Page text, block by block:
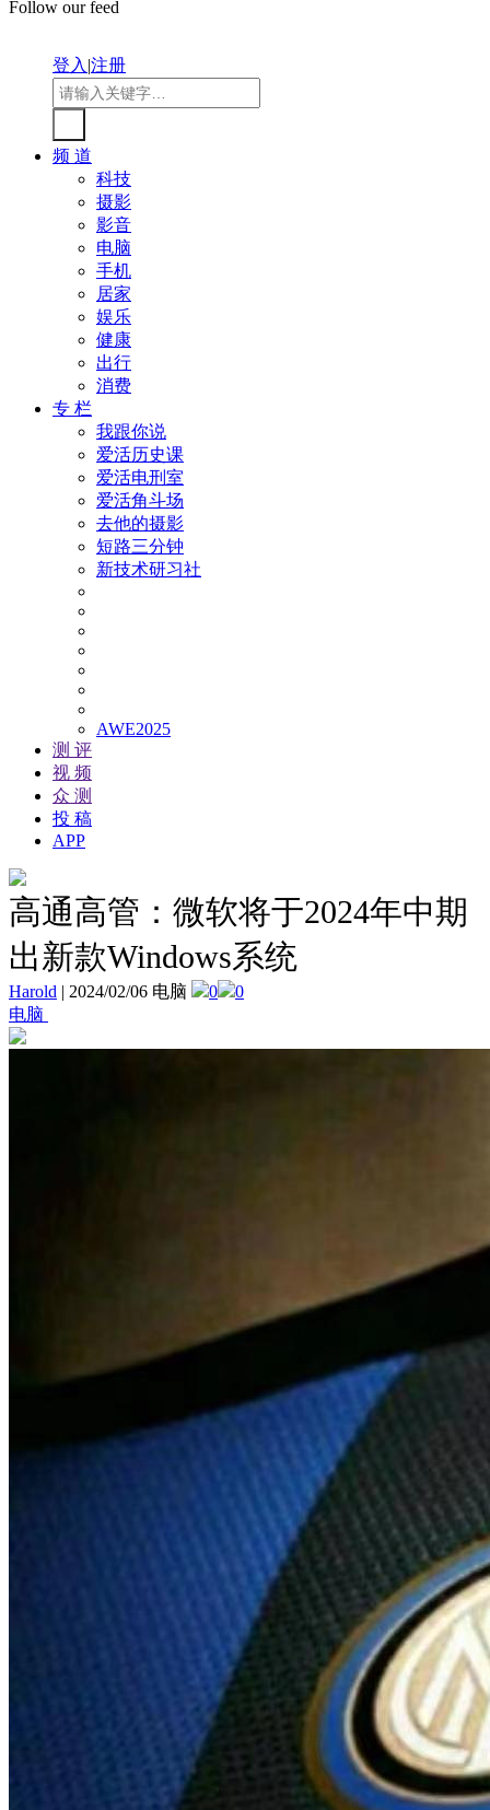
Follow our feed
登入|注册
频 道
科技
摄影
影音
电脑
手机
居家
娱乐
健康
出行
消费
专 栏
我跟你说
爱活历史课
爱活电刑室
爱活角斗场
去他的摄影
短路三分钟
新技术研习社
AWE2025
测 评
视 频
众 测
投 稿
APP
高通高管：微软将于2024年中期
出新款Windows系统
Harold | 2024/02/06 电脑 0
0
电脑